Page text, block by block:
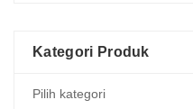
Kategori Produk